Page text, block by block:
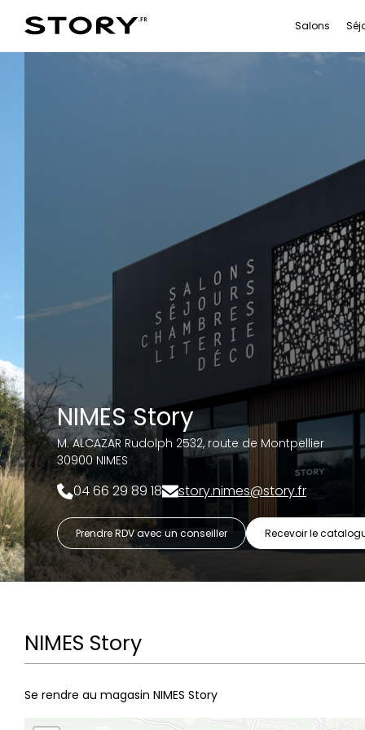
Salons
NIMES Story
M. ALCAZAR Rudolph 2532, route de Montpellier
30900 NIMES
04 66 29 89 18 story.nimes@story.fr
Prendre RDV avec un conseiller Recevoir le
NIMES Story
Se rendre au magasin NIMES Story